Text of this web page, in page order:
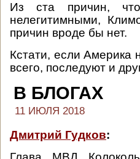
Из ста причин,
нелегитимными,
причин вроде бы нет.
Кстати, если Америка
всего, последуют и
В БЛОГАХ
11 ИЮЛЯ 2018
Дмитрий Гудков: